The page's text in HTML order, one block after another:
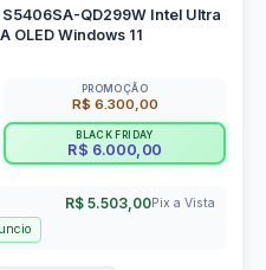
QD299W Intel Ultra
OLED Windows 11
PROMOÇÃO
R$ 6.300,00
BLACK FRIDAY
R$ 6.000,00
R$ 5.503,00Pix a Vista